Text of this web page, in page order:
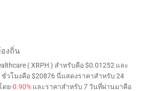
องถิ่น
( XRPH ) สำหรับคือ $0.01252 และ
วโมงคือ $20876 นี่แสดงราคาสำหรับ 24
ดย-0.90% และราคาสำหรับ 7 วันที่ผ่านมาคือ